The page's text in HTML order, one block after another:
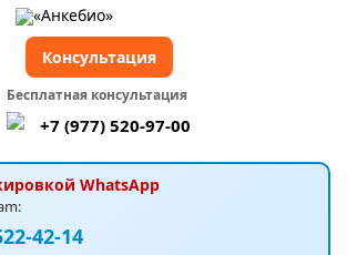
WhatsApp
42-14
Бесплатная консультация
+7 (977) 520-97-00
Консультация